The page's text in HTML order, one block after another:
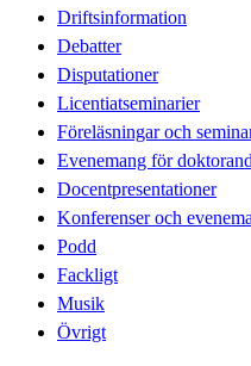
Driftsinformation
Debatter
Disputationer
Licentiatseminarier
Föreläsningar och
Evenemang för
Docentpresentationer
Konferenser och
Podd
Fackligt
Musik
Övrigt